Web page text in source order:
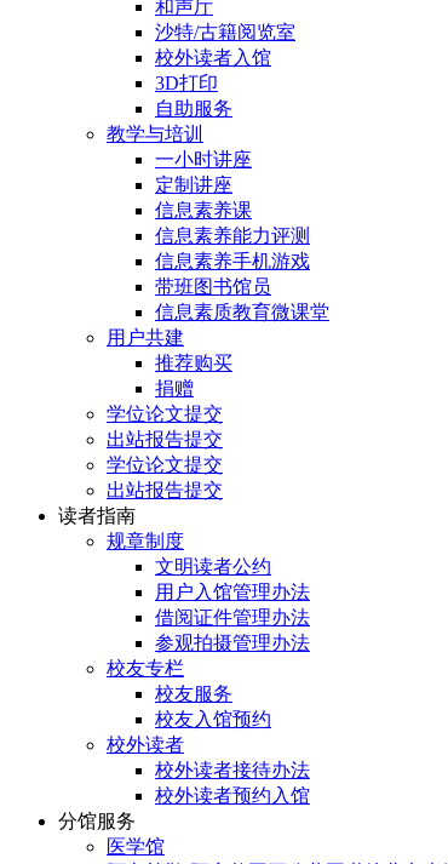
和声厅
沙特/古籍阅览室
校外读者入馆
3D打印
自助服务
教学与培训
一小时讲座
定制讲座
信息素养课
信息素养能力评测
信息素养手机游戏
带班图书馆员
信息素质教育微课堂
用户共建
推荐购买
捐赠
学位论文提交
出站报告提交
学位论文提交
出站报告提交
读者指南
规章制度
文明读者公约
用户入馆管理办法
借阅证件管理办法
参观拍摄管理办法
校友专栏
校友服务
校友入馆预约
校外读者
校外读者接待办法
校外读者预约入馆
分馆服务
医学馆